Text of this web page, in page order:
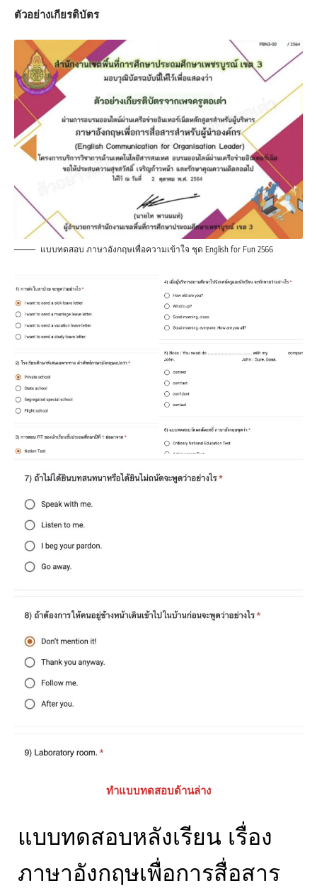
ตัวอย่างเกียรติบัตร
แบบทดสอบ ภาษาอังกฤษเพื่อความเข้าใจ ชุด English for Fun 2566
ทำแบบทดสอบด้านล่าง